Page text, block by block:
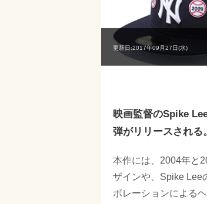
更新日:2017年09月27日(水)
映画監督のSpike
弾がリリースされる。
本作には、2004年と
ザインや、Spike Lee
ボレーションによる